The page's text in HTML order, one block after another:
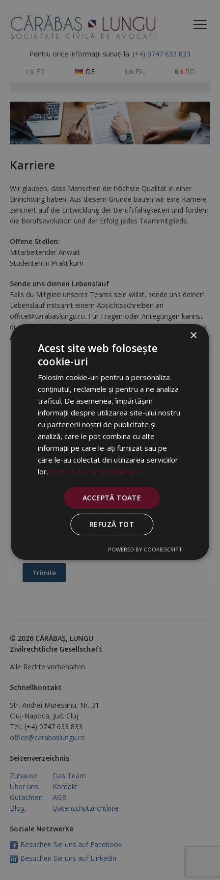
Pentru orice informații sunați la: (+4) 0747 633 833
FR
DE EN RO
Karriere
Wir glauben, dass Menschen die höchste Qualität in einer
Einrichtung haben. Aus diesem Grunde bauen wir eine Karriere
zentriert auf die Entwicklung der Berufsfähigkeiten und fördern
die Berufsevolution und der Erfolg jedes Teammitglieds.
Offene Stellen:
Mitarbeitender Anwalt
Studenten in Praktikum
Sende uns deinen Lebenslauf
Falls du Mitglied unseres Teams sein willst, sende uns deinen
Lebenslauf mitsamt einem Absichtsschreiben an
office@carabaslungu.ro. Für Fragen oder Anregungen kannst
du mittels des Formulars auf der rechten Seite Kontakt zu uns
aufnehmen.
Nume
Email
Mesaj
Sunt de acord și am cititPolitica de Prelucrare
a Datelor cu Caracter Personal, în special cu privire
la consimțământul acordat față de prelucrarea
© 2026 CĂRĂBAŞ, LUNGU
Zivilrechtliche Gesellschaft
Alle Rechte vorbehalten.
Schnellkontakt
Str. Andrei Muresanu, Nr. 31
Cluj-Napoca, Jud. Cluj
Tel.: (+4) 0747 633 833
office@carabaslungu.ro
Seitenverzeichnis
Zuhause
Über uns
Gutachten
Blog
Das Team
Kontakt
AGB
Datenschutzrichtlinie
Soziale Netzwerke
Besuchen Sie uns auf Facebook
Besuchen Sie uns auf Linkedin
×
Acest site web folosește
cookie-uri
Folosim cookie-uri pentru a personaliza
conținutul, reclamele și pentru a ne analiza
traficul. De asemenea, împărtășim
informații despre utilizarea site-ului nostru
cu partenerii noștri de publicitate și
analiză, care le pot combina cu alte
informații pe care le-ați furnizat sau pe
care le-au colectat din utilizarea serviciilor
lor. Politica de confidențialitate
ACCEPTĂ TOATE
REFUZĂ TOT
POWERED BY COOKIESCRIPT